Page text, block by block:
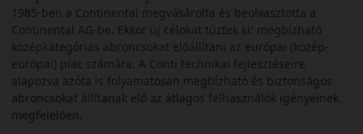
1985-ben a Continental megvásárolta és beolvasztotta a
Continental AG-be. Ekkor új célokat tűztek ki: megbízható
középkategóriás abroncsokat előállítani az európai (közép-
európai) piac számára. A Conti technikai fejlesztéseire
alapozva azóta is folyamatosan megbízható és biztonságos
abroncsokat állítanak elő az átlagos felhasználók igényeinek
megfelelően.